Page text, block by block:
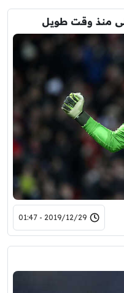
منذ وقت طويل
2019/12/29 - 01:47